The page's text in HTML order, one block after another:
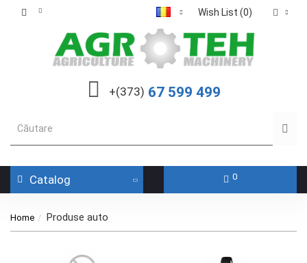
Wish List (0)
+(373) 67 599 499
Catalog 0
Home Produse auto